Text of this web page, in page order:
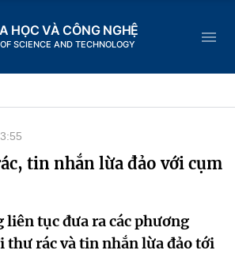
HỌC VÀ CÔNG NGHỆ
SCIENCE AND TECHNOLOGY
tin nhắn lừa đảo với cụm
liên tục đưa ra các phương
thư rác và tin nhắn lừa đảo tới